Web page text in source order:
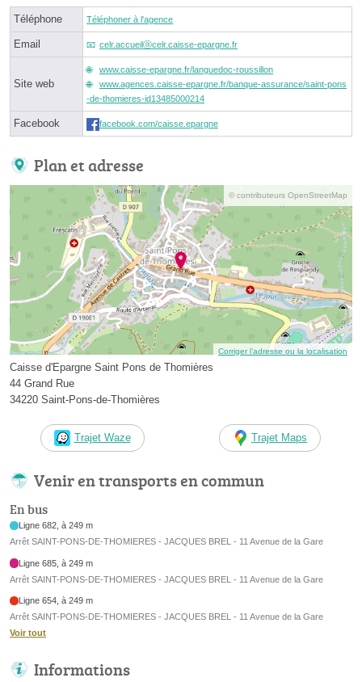
Téléphone Téléphoner à l'agence
Email celr.accueilⓐcelr.caisse-epargne.fr
Site web
www.caisse-epargne.fr/languedoc-roussillon
www.agences.caisse-epargne.fr/banque-assurance/saint-pons
-de-thomieres-id13485000214
Facebook facebook.com/caisse.epargne
Plan et adresse
© contributeurs OpenStreetMap
Corriger l’adresse ou la localisation
Caisse d'Epargne Saint Pons de Thomières
44 Grand Rue
34220 Saint-Pons-de-Thomières
Trajet Waze Trajet Maps
Venir en transports en commun
En bus
Ligne 682, à 249 m
Arrêt SAINT-PONS-DE-THOMIERES - JACQUES BREL - 11 Avenue de la Gare
Ligne 685, à 249 m
Arrêt SAINT-PONS-DE-THOMIERES - JACQUES BREL - 11 Avenue de la Gare
Ligne 654, à 249 m
Arrêt SAINT-PONS-DE-THOMIERES - JACQUES BREL - 11 Avenue de la Gare
Voir tout
Informations